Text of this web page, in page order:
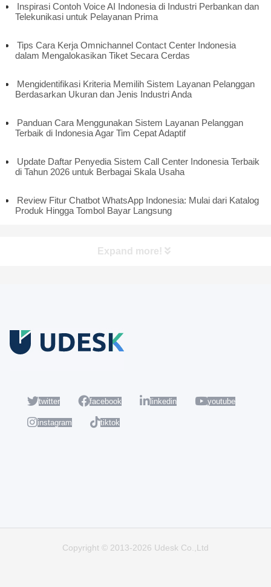
Inspirasi Contoh Voice AI Indonesia di Industri Perbankan dan
Telekunikasi untuk Pelayanan Prima
Tips Cara Kerja Omnichannel Contact Center Indonesia
dalam Mengalokasikan Tiket Secara Cerdas
Mengidentifikasi Kriteria Memilih Sistem Layanan Pelanggan
Berdasarkan Ukuran dan Jenis Industri Anda
Panduan Cara Menggunakan Sistem Layanan Pelanggan
Terbaik di Indonesia Agar Tim Cepat Adaptif
Update Daftar Penyedia Sistem Call Center Indonesia Terbaik
di Tahun 2026 untuk Berbagai Skala Usaha
Review Fitur Chatbot WhatsApp Indonesia: Mulai dari Katalog
Produk Hingga Tombol Bayar Langsung
Expand more!
twitter facebook linkedin youtube
instagram tiktok
Copyright © 2013-2026 Udesk Co.,Ltd